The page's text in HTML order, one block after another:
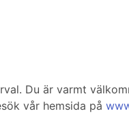
Du är varmt
vår hemsida på